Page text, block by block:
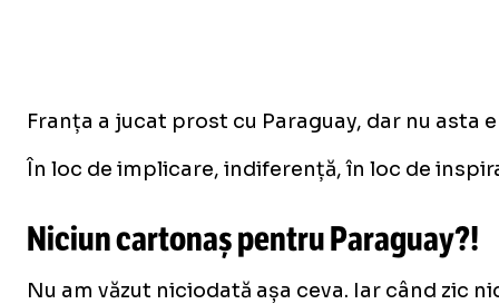
Franța a jucat prost cu Paraguay, dar nu asta
În loc de implicare, indiferență, în loc de
Niciun cartonaș pentru Paraguay?!
Nu am văzut niciodată așa ceva. Iar când zic